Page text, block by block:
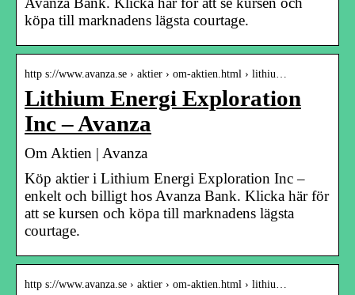
köpa till marknadens lägsta courtage.
http s://www.avanza.se › aktier › om-aktien.html › lithiu…
Lithium Energi Exploration
Inc – Avanza
Om Aktien | Avanza
Köp aktier i Lithium Energi Exploration Inc –
enkelt och billigt hos Avanza Bank. Klicka här för
att se kursen och köpa till marknadens lägsta
courtage.
http s://www.avanza.se › aktier › om-aktien.html › lithiu…